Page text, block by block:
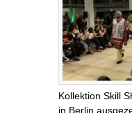
Kollektion Skill
in Berlin